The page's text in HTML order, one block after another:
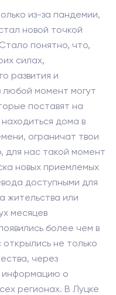
из-за пандемии,
новой точкой
понятно, что,
силах,
развития и
любой момент могут
поставят на
дома в
ограничат твои
для нас такой момент
новых приемлемых
доступными для
жительства или
месяцев
более чем в
не только
через
информацию о
регионах. В Луцке